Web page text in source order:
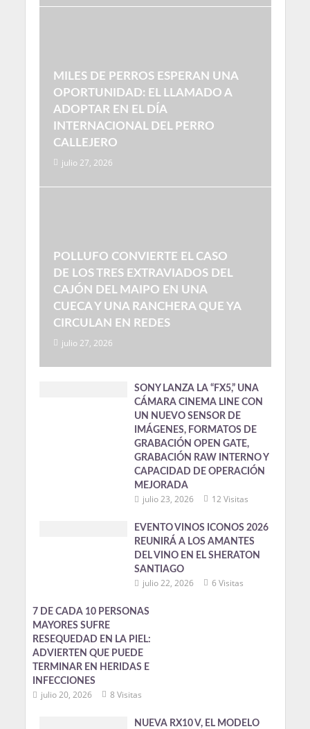
MILES DE PERROS ESPERAN UNA
OPORTUNIDAD: EL LLAMADO A
ADOPTAR EN EL DÍA
INTERNACIONAL DEL PERRO
CALLEJERO
julio 27, 2026
POLLUFO CONVIERTE EL CASO
DE LOS TRES EXTRAVIADOS DEL
CAJÓN DEL MAIPO EN UNA
CUECA Y UNA RANCHERA QUE YA
CIRCULAN EN REDES
julio 27, 2026
SONY LANZA LA “FX5,” UNA
CÁMARA CINEMA LINE CON
UN NUEVO SENSOR DE
IMÁGENES, FORMATOS DE
GRABACIÓN OPEN GATE,
GRABACIÓN RAW INTERNO Y
CAPACIDAD DE OPERACIÓN
MEJORADA
julio 23, 2026
12 Visitas
EVENTO VINOS ICONOS 2026
REUNIRÁ A LOS AMANTES
DEL VINO EN EL SHERATON
SANTIAGO
julio 22, 2026
6 Visitas
7 DE CADA 10 PERSONAS
MAYORES SUFRE
RESEQUEDAD EN LA PIEL:
ADVIERTEN QUE PUEDE
TERMINAR EN HERIDAS E
INFECCIONES
julio 20, 2026
8 Visitas
NUEVA RX10 V, EL MODELO